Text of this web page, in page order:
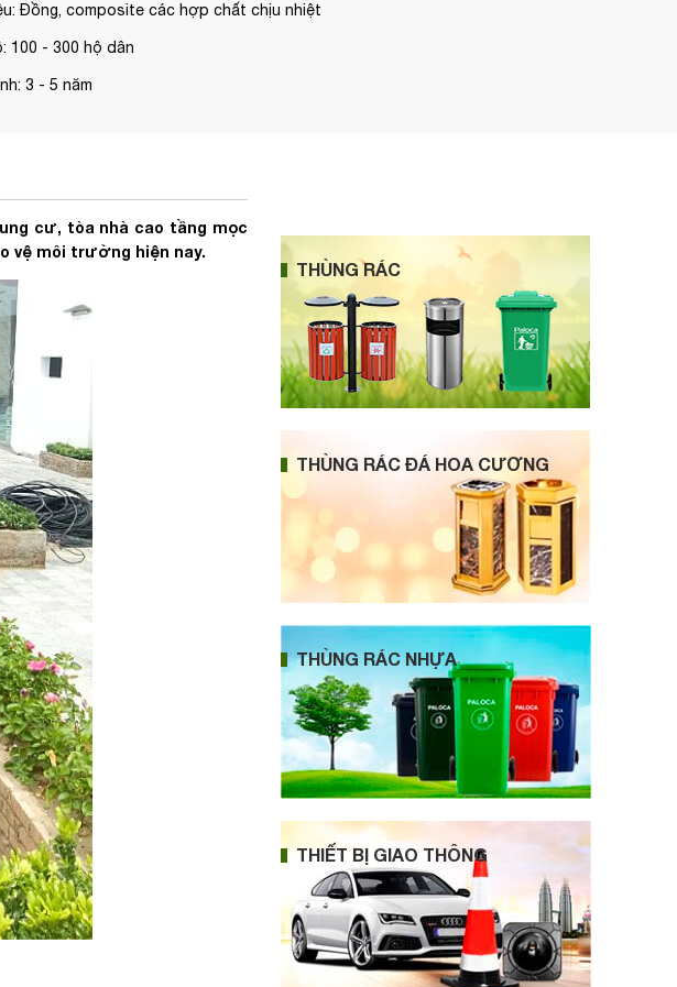
Đồng, composite các hợp chất chịu nhiệt
100 - 300 hộ dân
3 - 5 năm
cư, tòa nhà cao tầng mọc
vệ môi trường hiện nay.
THÙNG RÁC
THÙNG RÁC ĐÁ HOA CƯƠNG
THÙNG RÁC NHỰA
THIẾT BỊ GIAO THÔNG